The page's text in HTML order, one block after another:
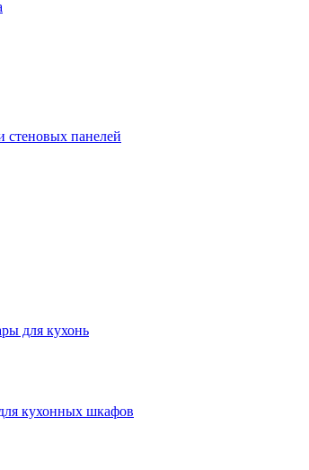
стеновых панелей
для кухонь
кухонных шкафов